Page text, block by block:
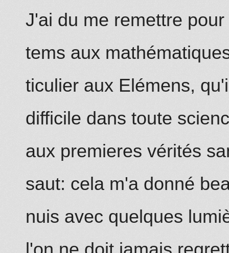
J'ai du me remettre
tems aux
ticulier aux Elémens,
difficile dans toute
aux premieres vérités
saut: cela m'a donné
nuis avec quelques